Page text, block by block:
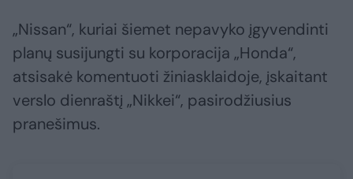
„Nissan“, kuriai šiemet nepavyko įgyvendinti
planų susijungti su korporacija „Honda“,
atsisakė komentuoti žiniasklaidoje, įskaitant
verslo dienraštį „Nikkei“, pasirodžiusius
pranešimus.